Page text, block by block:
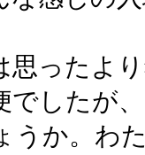
思ったよ
でしたが
うか。わ